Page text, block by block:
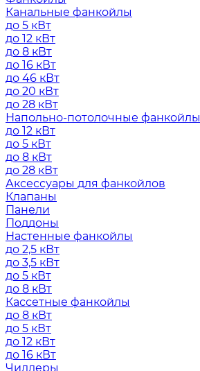
Канальные фанкойлы
до 5 кВт
до 12 кВт
до 8 кВт
до 16 кВт
до 46 кВт
до 20 кВт
до 28 кВт
Напольно-потолочные фанкойлы
до 12 кВт
до 5 кВт
до 8 кВт
до 28 кВт
Аксессуары для фанкойлов
Клапаны
Панели
Поддоны
Настенные фанкойлы
до 2,5 кВт
до 3,5 кВт
до 5 кВт
до 8 кВт
Кассетные фанкойлы
до 8 кВт
до 5 кВт
до 12 кВт
до 16 кВт
Чиллеры